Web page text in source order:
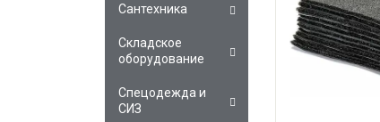
Сантехника
Складское
оборудование
Спецодежда и
СИЗ